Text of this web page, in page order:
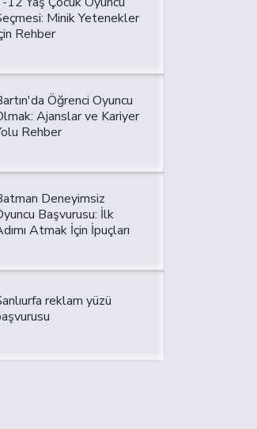
Minik Yetenekler
Rehber
Öğrenci Oyuncu
Ajanslar ve Kariyer
Rehber
Deneyimsiz
Başvurusu: İlk
Atmak İçin İpuçları
reklam yüzü